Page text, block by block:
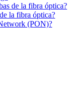
de la fibra óptica?
la fibra óptica?
(PON)?